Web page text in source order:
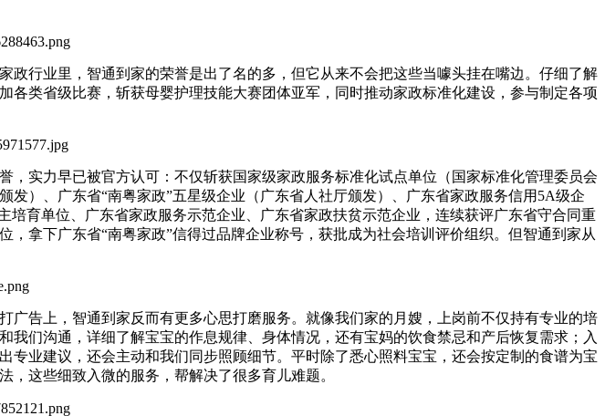
行业里，智通到家的荣誉是出了名的多，但它从来不会把这些当噱头挂在嘴边。仔细了解
类省级比赛，斩获母婴护理技能大赛团体亚军，同时推动家政标准化建设，参与制定各项
，实力早已被官方认可：不仅斩获国家级家政服务标准化试点单位（国家标准化管理委员会
发）、广东省“南粤家政”五星级企业（广东省人社厅颁发）、广东省家政服务信用 5A级企
培育单位、广东省家政服务示范企业、广东省家政扶贫示范企业，连续获评广东省守合同重
，拿下广东省“南粤家政”信得过品牌企业称号，获批成为社会培训评价组织。但智通到家从
告上，智通到家反而有更多心思打磨服务。就像我们家的月嫂，上岗前不仅持有专业的培
们沟通，详细了解宝宝的作息规律、身体情况，还有宝妈的饮食禁忌和产后恢复需求；入
业建议，还会主动和我们同步照顾细节。平时除了悉心照料宝宝，还会按定制的食谱为宝
这些细致入微的服务，帮解决了很多育儿难题。